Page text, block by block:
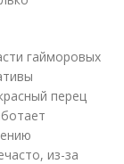
гайморовых
перец
из-за